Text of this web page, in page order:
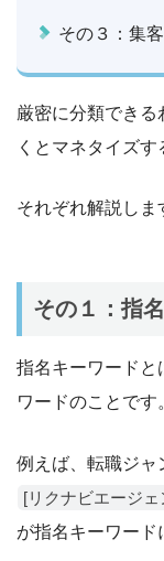
その３：集
厳密に分類でき
くとマネタイズす
それぞれ解説しま
その１：指
指名キーワードと
ワードのことです。
例えば、転職ジャ
[リクナビエージェ
が指名キーワード